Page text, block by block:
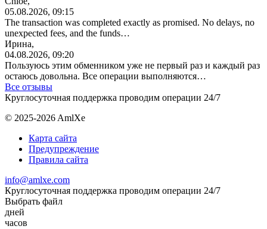
05.08.2026, 09:15
The transaction was completed exactly as promised. No delays, no
unexpected fees, and the funds…
Ирина,
04.08.2026, 09:20
Пользуюсь этим обменником уже не первый раз и каждый раз
остаюсь довольна. Все операции выполняются…
Все отзывы
Круглосуточная поддержка проводим операции 24/7
© 2025-2026 AmlXe
Карта сайта
Предупреждение
Правила сайта
info@amlxe.com
Круглосуточная поддержка проводим операции 24/7
Выбрать файл
дней
часов